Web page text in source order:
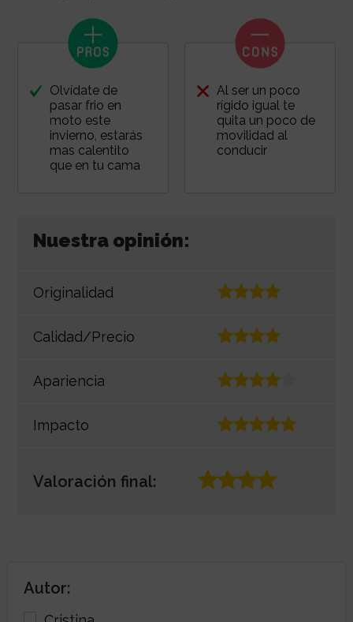
Olvídate de
pasar frio en
moto este
invierno, estarás
mas calentito
que en tu cama
Al ser un poco
rígido igual te
quita un poco de
movilidad al
conducir
Nuestra opinión:
Originalidad
Calidad/Precio
Apariencia
Impacto
Valoración final:
Autor: